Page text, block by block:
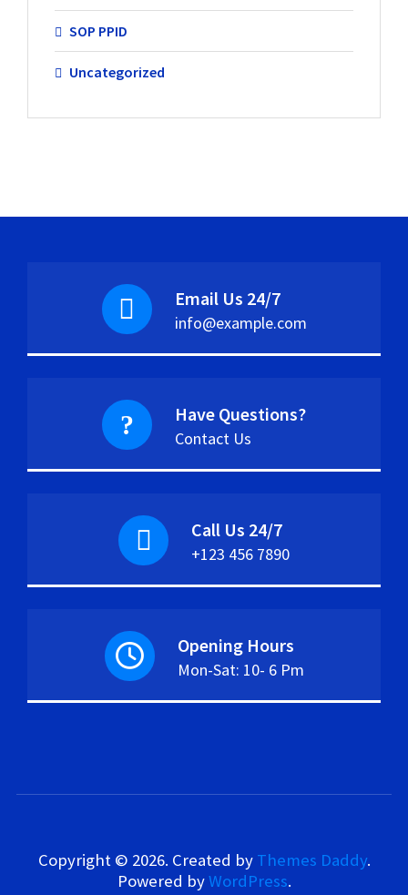
SOP PPID
Uncategorized
Email Us 24/7
info@example.com
Have Questions?
Contact Us
Call Us 24/7
+123 456 7890
Opening Hours
Mon-Sat: 10- 6 Pm
Copyright © 2026. Created by Themes Daddy.
Powered byWordPress.